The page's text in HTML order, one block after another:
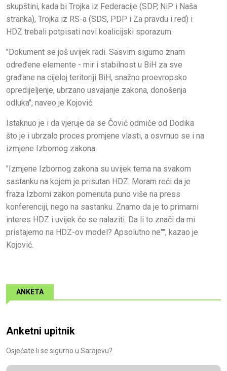
skupštini, kada bi Trojka iz Federacije (SDP, NiP i Naša
stranka), Trojka iz RS-a (SDS, PDP i Za pravdu i red) i
HDZ trebali potpisati novi koalicijski sporazum.
"Dokument se još uvijek radi. Sasvim sigurno znam
određene elemente - mir i stabilnost u BiH za sve
građane na cijeloj teritoriji BiH, snažno proevropsko
opredijeljenje, ubrzano usvajanje zakona, donošenja
odluka", naveo je Kojović.
Istaknuo je i da vjeruje da se Čović odmiče od Dodika
što je i ubrzalo proces promjene vlasti, a osvrnuo se i na
izmjene Izbornog zakona.
"Izmjene Izbornog zakona su uvijek tema na svakom
sastanku na kojem je prisutan HDZ. Moram reći da je
fraza Izborni zakon pomenuta puno više na press
konferenciji, nego na sastanku. Znamo da je to primarni
interes HDZ i uvijek će se nalaziti. Da li to znači da mi
pristajemo na HDZ-ov model? Apsolutno ne"", kazao je
Kojović.
ANKETA
Anketni upitnik
Osjećate li se sigurno u Sarajevu?